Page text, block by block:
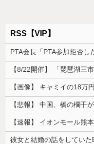
RSS【VIP】
【速報】 イオンモール熊
彼女と結婚の話をしてい